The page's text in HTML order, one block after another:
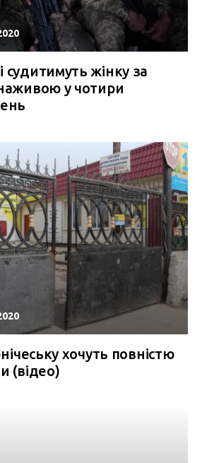
жінку за
у чотири
хочуть повністю
(відео)